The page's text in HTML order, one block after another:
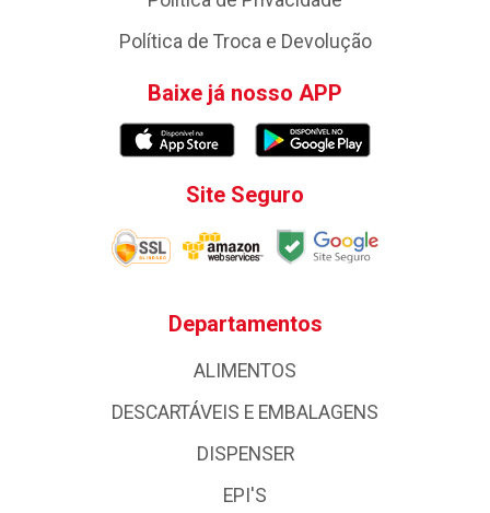
Política de Troca e Devolução
Baixe já nosso APP
Site Seguro
Departamentos
ALIMENTOS
DESCARTÁVEIS E EMBALAGENS
DISPENSER
EPI'S